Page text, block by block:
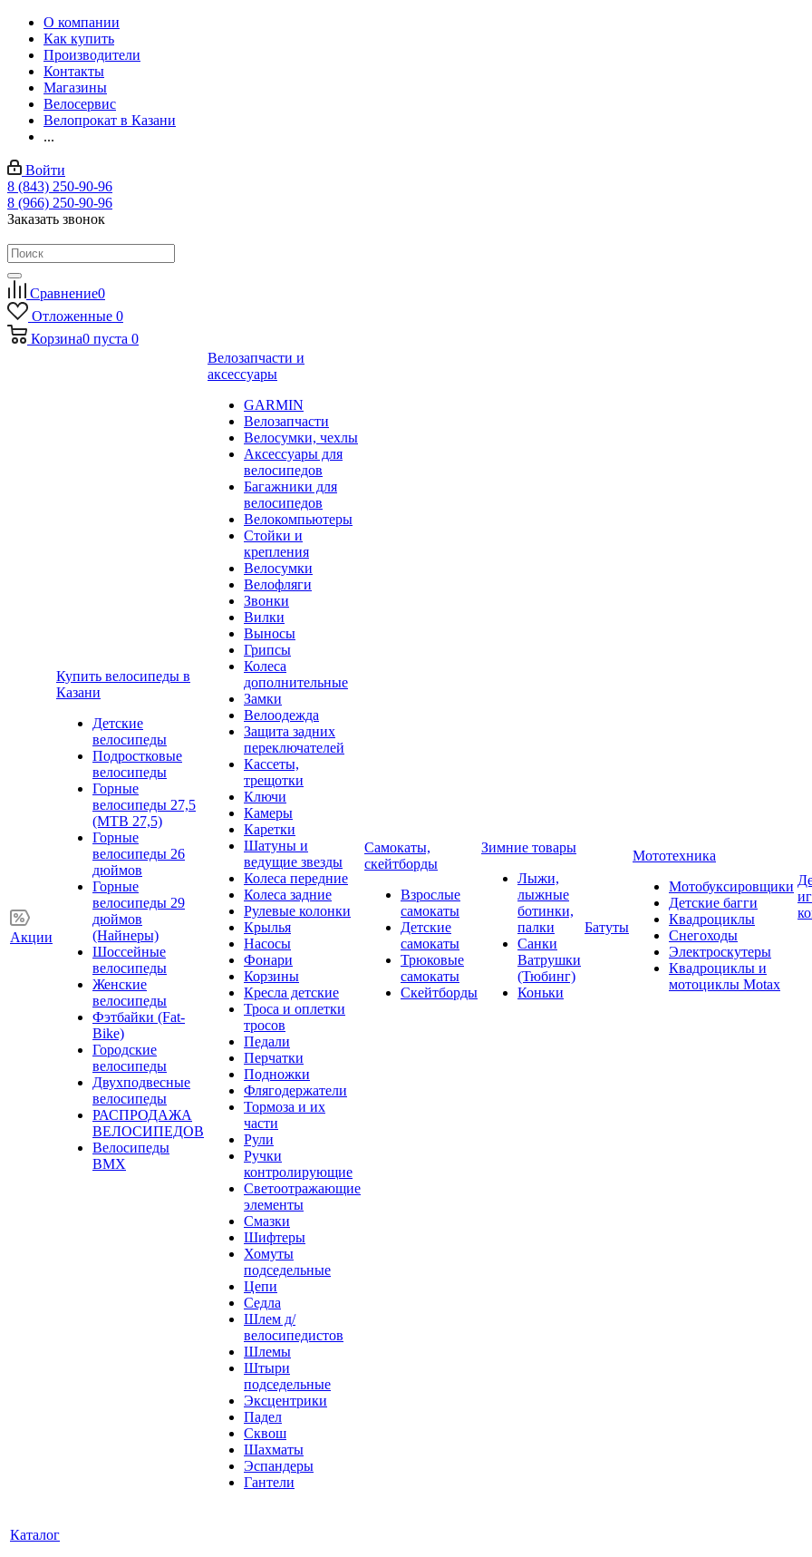
О компании
Как купить
Производители
Контакты
Магазины
Велосервис
Велопрокат в Казани
...
Войти
8 (843) 250-90-96
8 (966) 250-90-96
Заказать звонок
Сравнение0
Отложенные 0
Корзина0 пуста 0
Акции
Купить велосипеды в
Казани
Детские
велосипеды
Подростковые
велосипеды
Горные
велосипеды 27,5
(MTB 27,5)
Горные
велосипеды 26
дюймов
Горные
велосипеды 29
дюймов
(Найнеры)
Шоссейные
велосипеды
Женские
велосипеды
Фэтбайки (Fat-
Bike)
Городские
велосипеды
Двухподвесные
велосипеды
РАСПРОДАЖА
ВЕЛОСИПЕДОВ
Велосипеды
BMX
Велозапчасти и
аксессуары
GARMIN
Велозапчасти
Велосумки, чехлы
Аксессуары для
велосипедов
Багажники для
велосипедов
Велокомпьютеры
Стойки и
крепления
Велосумки
Велофляги
Звонки
Вилки
Выносы
Грипсы
Колеса
дополнительные
Замки
Велоодежда
Защита задних
переключателей
Кассеты,
трещотки
Ключи
Камеры
Каретки
Шатуны и
ведущие звезды
Колеса передние
Колеса задние
Рулевые колонки
Крылья
Насосы
Фонари
Корзины
Кресла детские
Троса и оплетки
тросов
Педали
Перчатки
Подножки
Флягодержатели
Тормоза и их
части
Рули
Ручки
контролирующие
Светоотражающие
элементы
Смазки
Шифтеры
Хомуты
подседельные
Цепи
Седла
Шлем д/
велосипедистов
Шлемы
Штыри
подседельные
Эксцентрики
Падел
Сквош
Шахматы
Эспандеры
Гантели
Самокаты,
скейтборды
Взрослые
самокаты
Детские
самокаты
Трюковые
самокаты
Скейтборды
Зимние товары
Лыжи,
лыжные
ботинки,
палки
Санки
Ватрушки
(Тюбинг)
Коньки
Батуты
Мототехника
Мотобуксировщики
Детские багги
Квадроциклы
Снегоходы
Электроскутеры
Квадроциклы и
мотоциклы Motax
Каталог